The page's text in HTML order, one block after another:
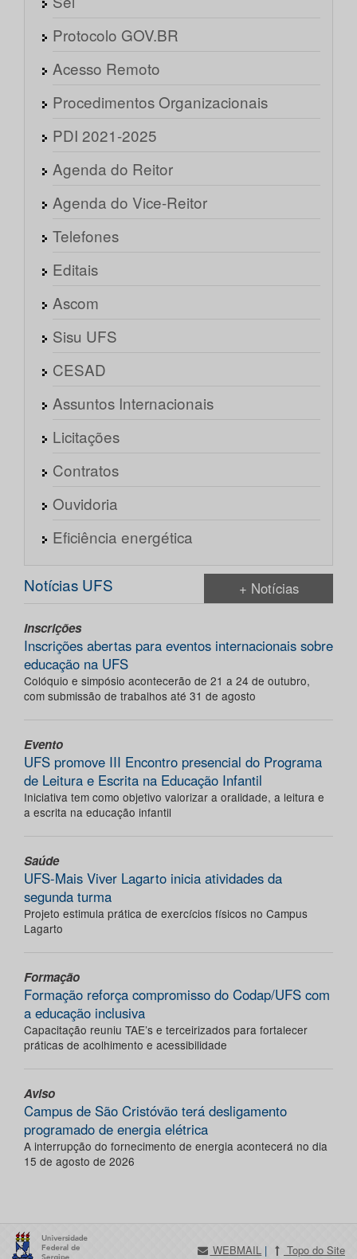
Protocolo GOV.BR
Acesso Remoto
Procedimentos Organizacionais
PDI 2021-2025
Agenda do Reitor
Agenda do Vice-Reitor
Telefones
Editais
Ascom
Sisu UFS
CESAD
Assuntos Internacionais
Licitações
Contratos
Ouvidoria
Eficiência energética
Notícias UFS + Notícias
Inscrições
Inscrições abertas para eventos internacionais sobre
educação na UFS
Colóquio e simpósio acontecerão de 21 a 24 de outubro,
com submissão de trabalhos até 31 de agosto
Evento
UFS promove III Encontro presencial do Programa
de Leitura e Escrita na Educação Infantil
Iniciativa tem como objetivo valorizar a oralidade, a leitura e
a escrita na educação infantil
Saúde
UFS-Mais Viver Lagarto inicia atividades da
segunda turma
Projeto estimula prática de exercícios físicos no Campus
Lagarto
Formação
Formação reforça compromisso do Codap/UFS com
a educação inclusiva
Capacitação reuniu TAE’s e terceirizados para fortalecer
práticas de acolhimento e acessibilidade
Aviso
Campus de São Cristóvão terá desligamento
programado de energia elétrica
A interrupção do fornecimento de energia acontecerá no dia
15 de agosto de 2026
WEBMAIL | Topo do Site